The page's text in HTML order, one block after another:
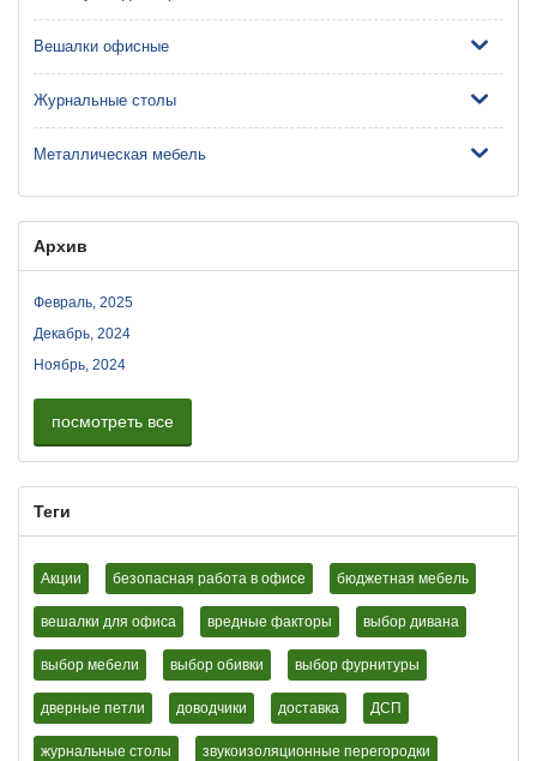
Вешалки офисные
Журнальные столы
Металлическая мебель
Архив
Февраль, 2025
Декабрь, 2024
Ноябрь, 2024
посмотреть все
Теги
Акции безопасная работа в офисе бюджетная мебель
вешалки для офиса вредные факторы выбор дивана
выбор мебели выбор обивки выбор фурнитуры
дверные петли доводчики доставка ДСП
журнальные столы звукоизоляционные перегородки